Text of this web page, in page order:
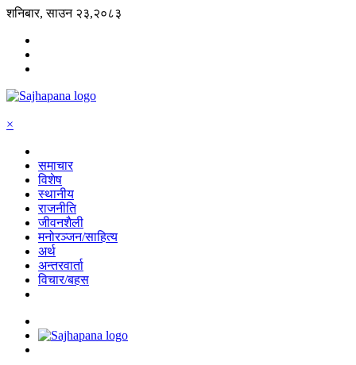
शनिबार, साउन २३,२०८३
×
समाचार
विशेष
स्थानीय
राजनीति
जीवनशैली
मनोरञ्जन/साहित्य
अर्थ
अन्तरवार्ता
विचार/बहस